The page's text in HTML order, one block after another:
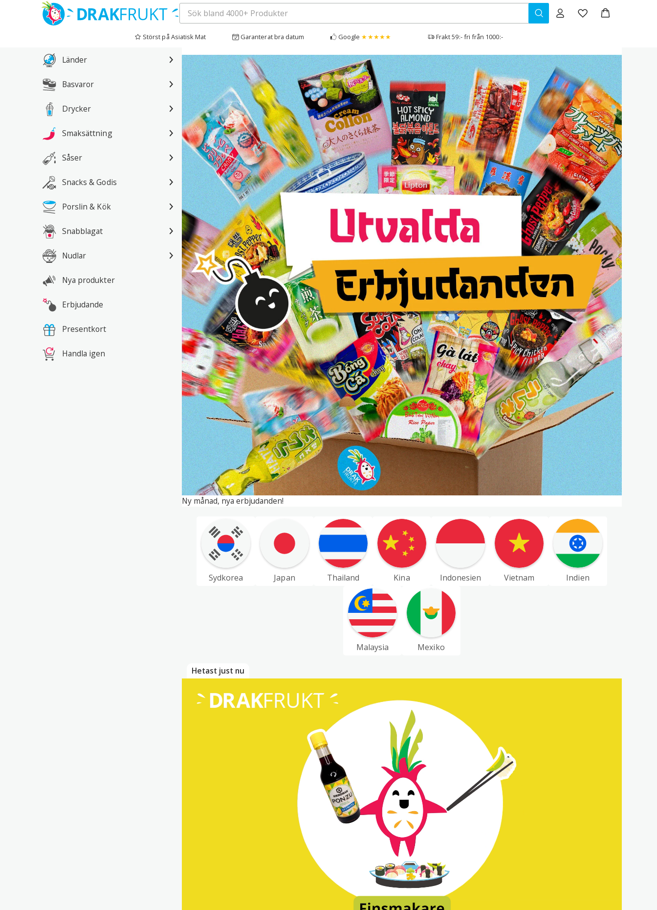
Hoppa
Störst på Asiatisk Mat Garanterat bra datum Google ★★★★★ Frakt 59:- fri från 1000:-
Länder
Basvaror
Drycker
Smaksättning
Såser
Snacks & Godis
Porslin & Kök
Snabblagat
Nudlar
Nya produkter
Erbjudande
Presentkort
Handla igen
Ny månad, nya erbjudanden!
Sydkorea Japan Thailand Kina Indonesien Vietnam Indien
Malaysia Mexiko
Hetast just nu